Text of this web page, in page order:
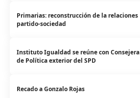
Primarias: reconstrucción de la relaciones
partido-sociedad
Instituto Igualdad se reúne con Consejera
de Política exterior del SPD
Recado a Gonzalo Rojas